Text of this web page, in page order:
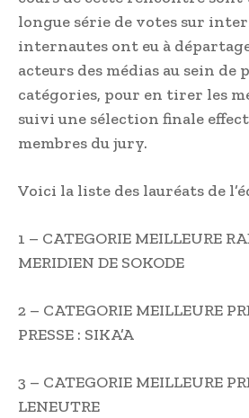
longue série de votes sur
internautes ont eu à
acteurs des médias au sein de
catégories, pour en tirer les
suivi une sélection finale
membres du jury.
Voici la liste des lauréats de
1 – CATEGORIE MEILLEURE
MERIDIEN DE SOKODE
2 – CATEGORIE MEILLEURE
PRESSE : SIKA’A
3 – CATEGORIE MEILLEURE
LENEUTRE